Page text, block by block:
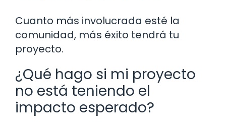
Cuanto más involucrada esté la
comunidad, más éxito tendrá tu
proyecto.
¿Qué hago si mi proyecto
no está teniendo el
impacto esperado?